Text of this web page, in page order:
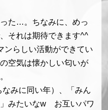
た…。ちなみに、めっ
それは期待できます^^
ンらしい活動ができてい
空気は懐かしい匂いが
みに同い年）、「みん
みたいなw お互いパワ